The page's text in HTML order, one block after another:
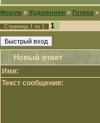
Форум » Художники » Готика »
Страница 1 из 1 1
Новый ответ
Имя:
Текст сообщения: